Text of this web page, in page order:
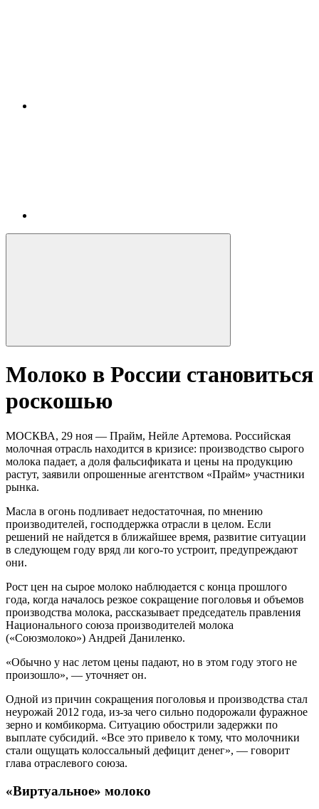
Молоко в России становиться
роскошью
МОСКВА, 29 ноя — Прайм, Нейле Артемова. Российская
молочная отрасль находится в кризисе: производство сырого
молока падает, а доля фальсификата и цены на продукцию
растут, заявили опрошенные агентством «Прайм» участники
рынка.
Масла в огонь подливает недостаточная, по мнению
производителей, господдержка отрасли в целом. Если
решений не найдется в ближайшее время, развитие ситуации
в следующем году вряд ли кого-то устроит, предупреждают
они.
Рост цен на сырое молоко наблюдается с конца прошлого
года, когда началось резкое сокращение поголовья и объемов
производства молока, рассказывает председатель правления
Национального союза производителей молока
(«Союзмолоко») Андрей Даниленко.
«Обычно у нас летом цены падают, но в этом году этого не
произошло», — уточняет он.
Одной из причин сокращения поголовья и производства стал
неурожай 2012 года, из-за чего сильно подорожали фуражное
зерно и комбикорма. Ситуацию обострили задержки по
выплате субсидий. «Все это привело к тому, что молочники
стали ощущать колоссальный дефицит денег», — говорит
глава отраслевого союза.
«Виртуальное» молоко